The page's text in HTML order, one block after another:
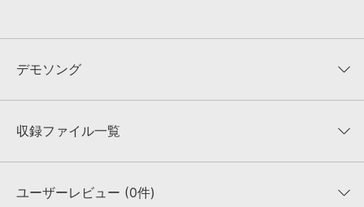
デモソング
demosound
収録サウンドを1音から試聴できます。
収録ファイル一覧
収録ファイル一覧
ユーザーレビュー (0件)